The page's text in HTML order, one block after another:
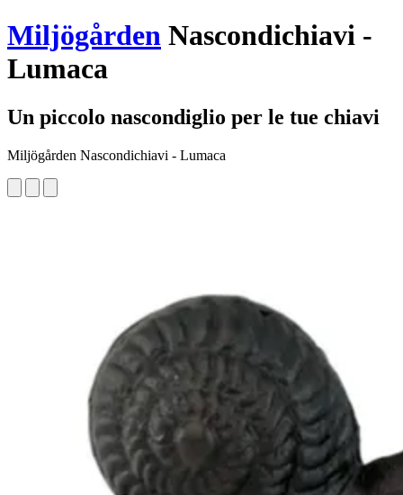
Miljögården Nascondichiavi -
Lumaca
Un piccolo nascondiglio per le tue chiavi
Miljögården Nascondichiavi - Lumaca